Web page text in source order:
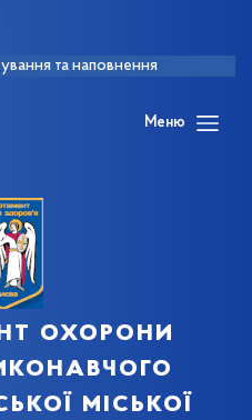
та наповнення
Меню
охорони
міської